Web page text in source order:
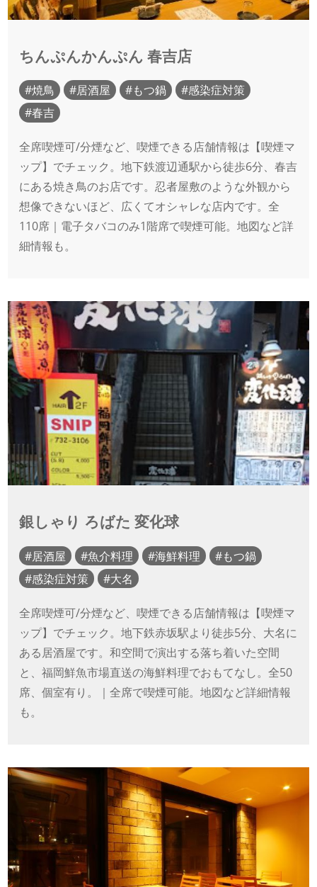
ちんぷんかんぷん 春吉店
焼鳥 居酒屋 もつ鍋
感染症対策
春吉
全席喫煙可/分煙など、喫煙できる店舗情報は【喫煙マ
ップ】でチェック。地下鉄渡辺通駅から徒歩6分、春吉
にある焼き鳥のお店です。忍者屋敷のような外観から
想像できないほど、広くてオシャレな店内です。全
110席｜電子タバコのみ1階席で喫煙可能。地図など詳
細情報も。
銀しゃり ろばた 変化球
居酒屋 魚介料理 海鮮料理
もつ鍋
感染症対策
大名
全席喫煙可/分煙など、喫煙できる店舗情報は【喫煙マ
ップ】でチェック。地下鉄赤坂駅より徒歩5分、大名に
ある居酒屋です。和空間で演出する落ち着いた空間
と、福岡鮮魚市場直送の海鮮料理でおもてなし。全50
席、個室有り。｜全席で喫煙可能。地図など詳細情報
も。